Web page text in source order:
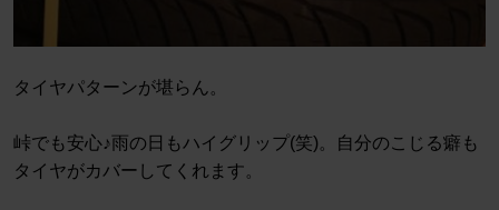
タイヤパターンが堪らん。
峠でも安心♪雨の日もハイグリップ(笑)。自分のこじる癖も
タイヤがカバーしてくれます。